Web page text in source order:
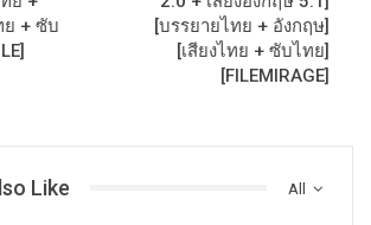
ย + ซับ
[บรรยายไทย + อังกฤษ]
[เสียงไทย + ซับไทย]
[FILEMIRAGE]
All
Like